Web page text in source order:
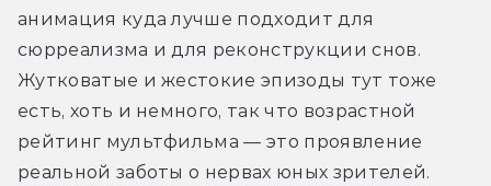
анимация куда лучше подходит для
сюрреализма и для реконструкции снов.
Жутковатые и жестокие эпизоды тут тоже
есть, хоть и немного, так что возрастной
рейтинг мультфильма — это проявление
реальной заботы о нервах юных зрителей.